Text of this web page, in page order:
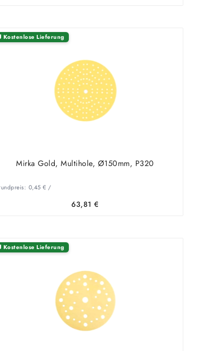
Kostenlose Lieferung
Mirka Gold, Multihole, Ø150mm, P320
0,45 €/
63,81€
Kostenlose Lieferung